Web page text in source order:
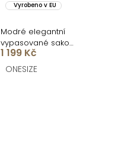
Vyrobeno v EU
Modré elegantní
vypasované sako
ROVENA s ozdobou
1 199 Kč
ONESIZE